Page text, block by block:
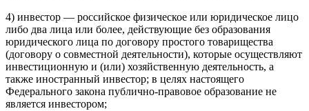
4) инвестор — российское физическое или юридическое лицо
либо два лица или более, действующие без образования
юридического лица по договору простого товарищества
(договору о совместной деятельности), которые осуществляют
инвестиционную и (или) хозяйственную деятельность, а
также иностранный инвестор; в целях настоящего
Федерального закона публично-правовое образование не
является инвестором;